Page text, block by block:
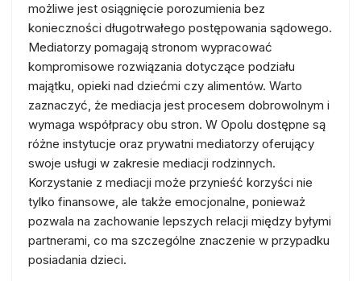
możliwe jest osiągnięcie porozumienia bez
konieczności długotrwałego postępowania sądowego.
Mediatorzy pomagają stronom wypracować
kompromisowe rozwiązania dotyczące podziału
majątku, opieki nad dziećmi czy alimentów. Warto
zaznaczyć, że mediacja jest procesem dobrowolnym i
wymaga współpracy obu stron. W Opolu dostępne są
różne instytucje oraz prywatni mediatorzy oferujący
swoje usługi w zakresie mediacji rodzinnych.
Korzystanie z mediacji może przynieść korzyści nie
tylko finansowe, ale także emocjonalne, ponieważ
pozwala na zachowanie lepszych relacji między byłymi
partnerami, co ma szczególne znaczenie w przypadku
posiadania dzieci.